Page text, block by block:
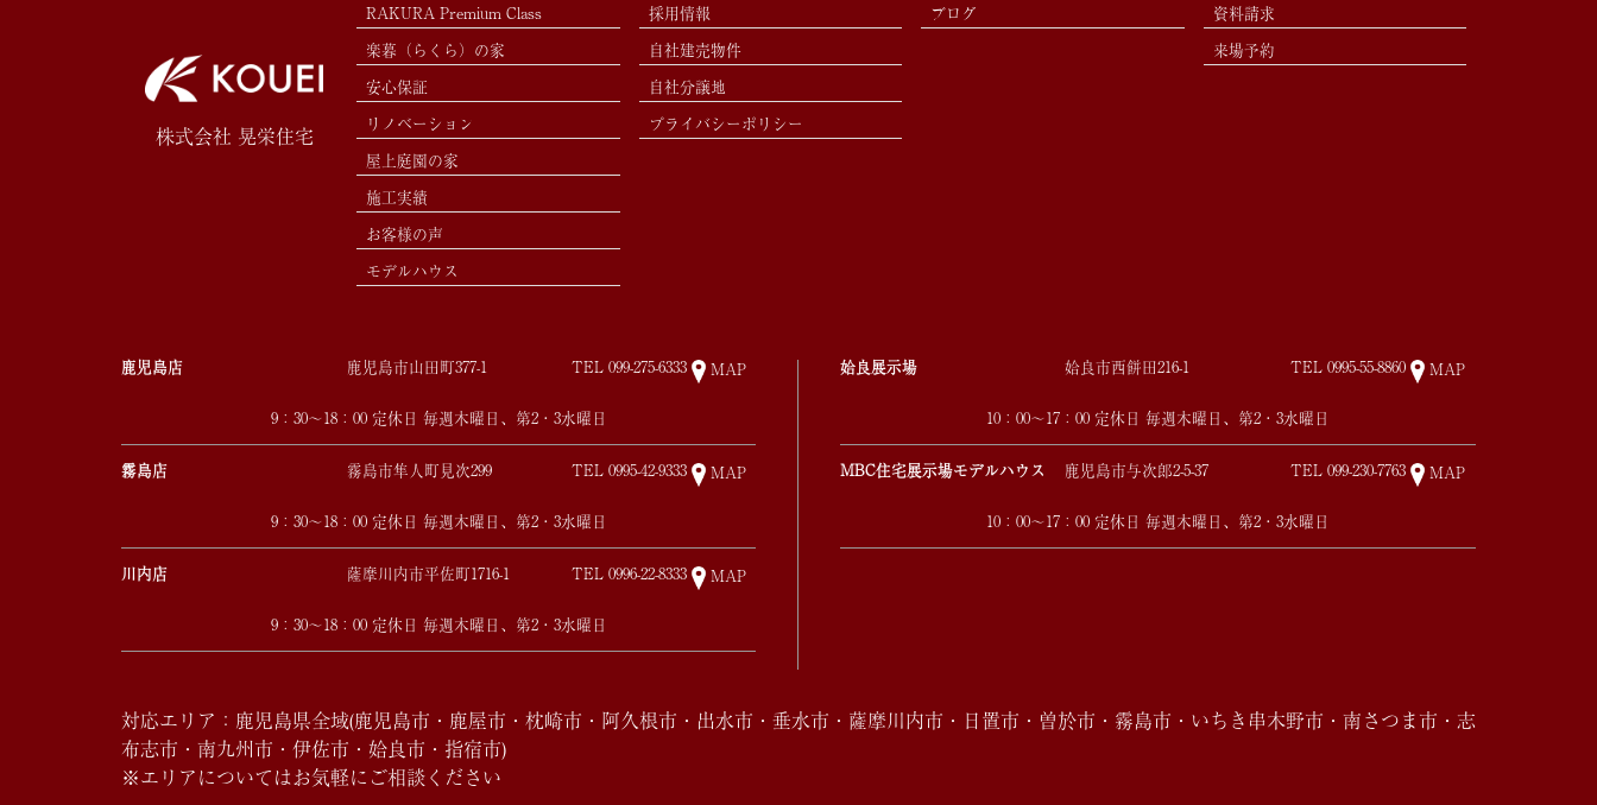
株式会社 晃栄住宅
RAKURA Premium Class
楽暮（らくら）の家
安心保証
リノベーション
屋上庭園の家
施工実績
お客様の声
モデルハウス
採用情報
自社建売物件
自社分譲地
プライバシーポリシー
ブログ
資料請求
来場予約
鹿児島店 鹿児島市山田町377-1 TEL 099-275-6333 MAP
9：30～18：00 定休日 毎週木曜日、第2・3水曜日
霧島店 霧島市隼人町見次299 TEL 0995-42-9333 MAP
9：30～18：00 定休日 毎週木曜日、第2・3水曜日
川内店 薩摩川内市平佐町1716-1 TEL 0996-22-8333 MAP
9：30～18：00 定休日 毎週木曜日、第2・3水曜日
姶良展示場 姶良市西餅田216-1 TEL0995-55-8860 MAP
10：00～17：00 定休日 毎週木曜日、第2・3水曜日
MBC住宅展示場モデルハウス 鹿児島市与次郎2-5-37 TEL099-230-7763 MAP
10：00～17：00 定休日 毎週木曜日、第2・3水曜日
対応エリア：鹿児島県全域(鹿児島市・鹿屋市・枕崎市・阿久根市・出水市・垂水市・薩摩川内市・日置市・曽於市・霧島市・いちき串木野市・南さつま市・志
布志市・南九州市・伊佐市・姶良市・指宿市)
※エリアについてはお気軽にご相談ください